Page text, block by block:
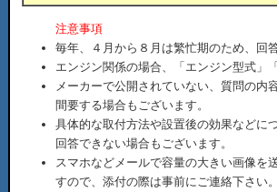
注意事項
毎年、４月から８月は繁忙期のため、回
エンジン関係の場合、「エンジン型式」
メーカーで公開されていない、質問の内
間要する場合もございます。
具体的な取付方法や設置後の効果などに
回答できない場合もございます。
スマホなどメールで容量の大きい画像を
すので、添付の際は事前にご連絡下さい